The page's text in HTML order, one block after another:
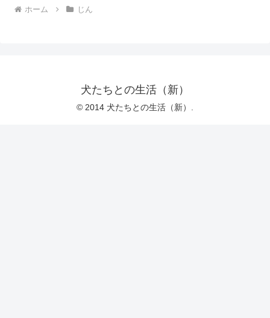
ホーム じん
犬たちとの生活（新）
© 2014 犬たちとの生活（新）.